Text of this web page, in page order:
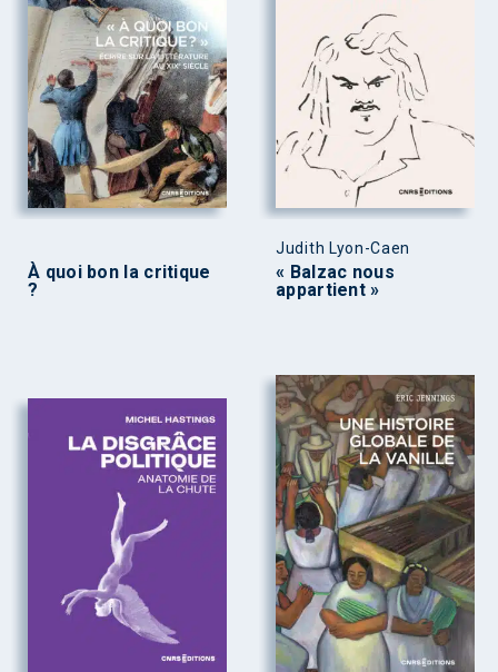
À quoi bon la critique
?
Judith Lyon-Caen
« Balzac nous
appartient »